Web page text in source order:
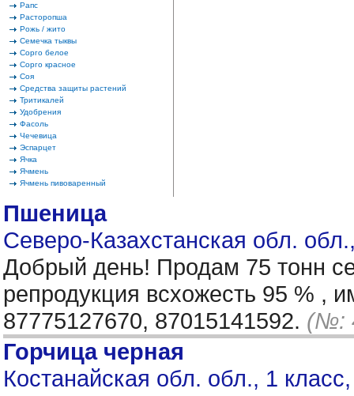
Рапс
Расторопша
Рожь / жито
Семечка тыквы
Сорго белое
Сорго красное
Соя
Средства защиты растений
Тритикалей
Удобрения
Фасоль
Чечевица
Эспарцет
Ячка
Ячмень
Ячмень пивоваренный
Пшеница
Северо-Казахстанская обл.
Добрый день! Продам 75 тонн
репродукция всхожесть 95 % ,
87775127670, 87015141592. (№:
Горчица черная
Костанайская обл. обл., 1